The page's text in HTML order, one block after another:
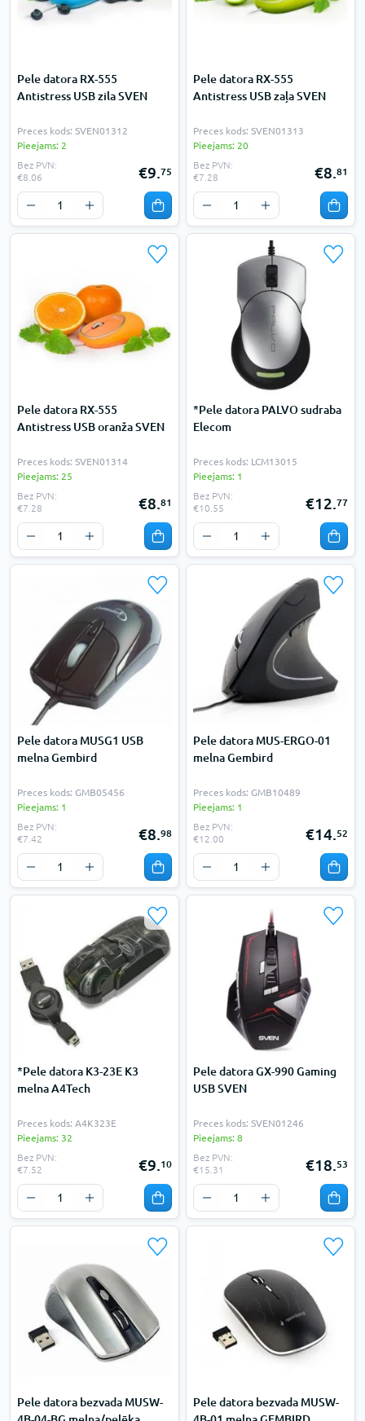
Pele datora RX-555
Antistress USB zila SVEN
Preces kods: SVEN01312
Pieejams: 2
Bez PVN:
€8.06
€9.75
Pele datora RX-555
Antistress USB zaļa SVEN
Preces kods: SVEN01313
Pieejams: 20
Bez PVN:
€7.28
€8.81
Pele datora RX-555
Antistress USB oranža SVEN
Preces kods: SVEN01314
Pieejams: 25
Bez PVN:
€7.28
€8.81
*Pele datora PALVO sudraba
Elecom
Preces kods: LCM13015
Pieejams: 1
Bez PVN:
€10.55
€12.77
Pele datora MUSG1 USB
melna Gembird
Preces kods: GMB05456
Pieejams: 1
Bez PVN:
€7.42
€8.98
Pele datora MUS-ERGO-01
melna Gembird
Preces kods: GMB10489
Pieejams: 1
Bez PVN:
€12.00
€14.52
*Pele datora K3-23E K3
melna A4Tech
Preces kods: A4K323E
Pieejams: 32
Bez PVN:
€7.52
€9.10
Pele datora GX-990 Gaming
USB SVEN
Preces kods: SVEN01246
Pieejams: 8
Bez PVN:
€15.31
€18.53
Pele datora bezvada MUSW-
Pele datora bezvada MUSW-